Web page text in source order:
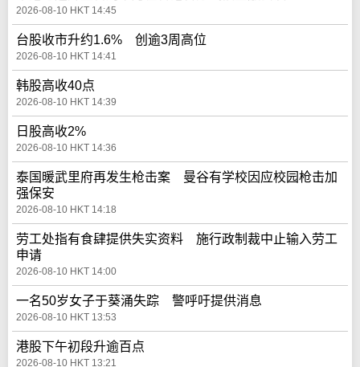
2026-08-10 HKT 14:45
台股收市升约1.6% 创逾3周高位
2026-08-10 HKT 14:41
韩股高收40点
2026-08-10 HKT 14:39
日股高收2%
2026-08-10 HKT 14:36
泰国暖武里府再发生枪击案 曼谷有学校因应校园枪击加
强保安
2026-08-10 HKT 14:18
劳工处指有食肆提供失实资料 施行政制裁中止输入劳工
申请
2026-08-10 HKT 14:00
一名50岁女子于葵涌失踪 警呼吁提供消息
2026-08-10 HKT 13:53
港股下午初段升逾百点
2026-08-10 HKT 13:21